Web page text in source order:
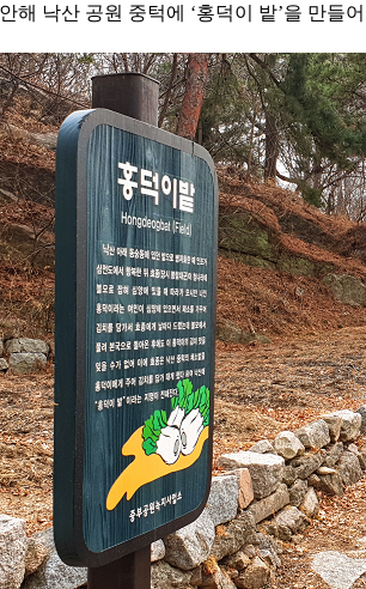
해 낙산 공원 중턱에 ‘홍덕이 밭’을 만들